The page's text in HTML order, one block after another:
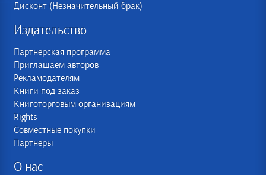
Дисконт (Незначительный брак)
Издательство
Партнерская программа
Приглашаем авторов
Рекламодателям
Книги под заказ
Книготорговым организациям
Rights
Совместные покупки
Партнеры
О нас